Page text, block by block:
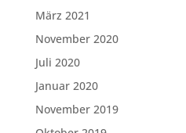
März 2021
November 2020
Juli 2020
Januar 2020
November 2019